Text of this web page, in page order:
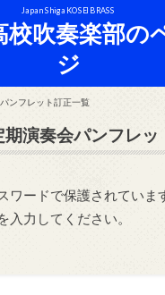
Japan Shiga KOSEI BRASS
校吹奏楽部の
ジ
ンフレット訂正一覧
演奏会パンフレッ
ワードで保護されていま
入力してください。